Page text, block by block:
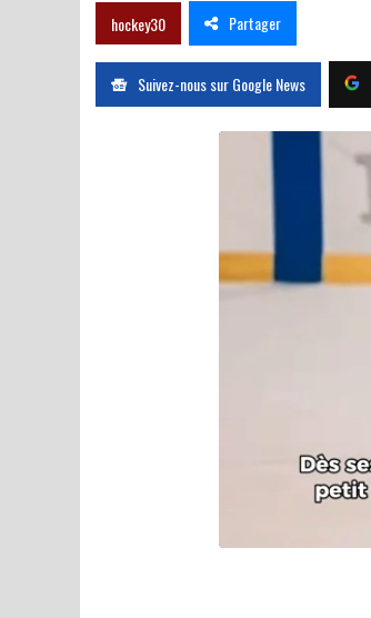
hockey30 Partager
Suivez-nous sur Google News